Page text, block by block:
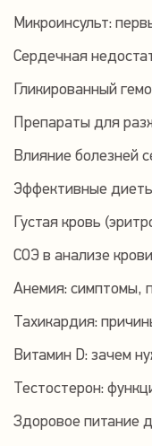
Микроинсульт:
Сердечная
Гликированный
Препараты для
Влияние болезней
Эффективные
Густая кровь
СОЭ в анализе
Анемия: симптомы,
Тахикардия:
Витамин D: зачем
Тестостерон:
Здоровое питание